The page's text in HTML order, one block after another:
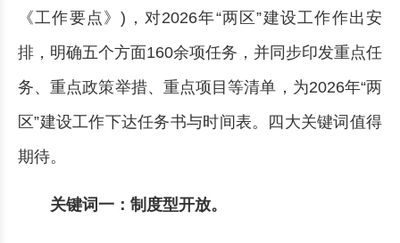
《工作要点》)，对2026年“两区”建设工作作出安
排，明确五个方面160余项任务，并同步印发重点任
务、重点政策举措、重点项目等清单，为2026年“两
区”建设工作下达任务书与时间表。四大关键词值得
期待。
关键词一：制度型开放。